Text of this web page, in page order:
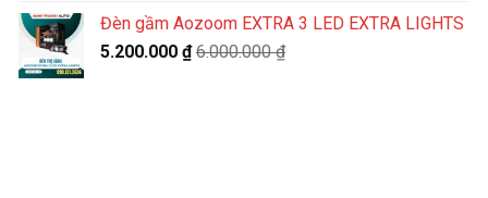
Đèn gầm Aozoom EXTRA 3 LED EXTRA LIGHTS
5.200.000 ₫ 6.000.000₫